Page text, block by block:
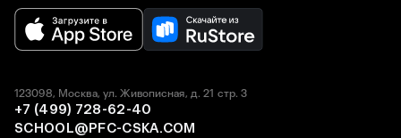
123098, Москва, ул. Живописная, д. 21 стр. 3
+7 (499) 728-62-40
SCHOOL@PFC-CSKA.COM